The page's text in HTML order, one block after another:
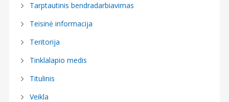
Tarptautinis bendradarbiavimas
Teisinė informacija
Teritorija
Tinklalapio medis
Titulinis
Veikla